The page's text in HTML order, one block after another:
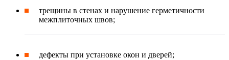
трещины в стенах и нарушение герметичности
межплиточных швов;
дефекты при установке окон и дверей;